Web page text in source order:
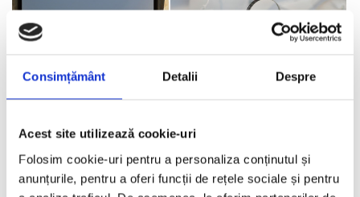
Consimțământ Detalii Despre
Acest site utilizează cookie-uri
Folosim cookie-uri pentru a personaliza conținutul și
anunțurile, pentru a oferi funcții de rețele sociale și pentru